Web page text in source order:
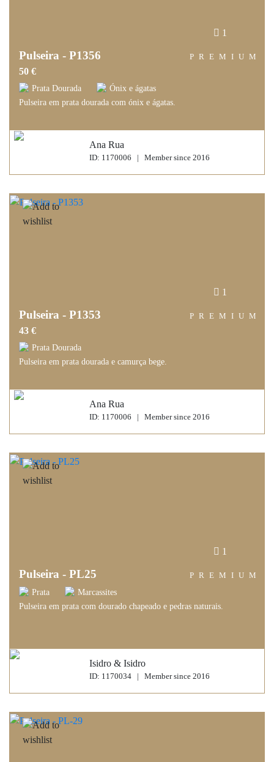
1
Pulseira - P1356
50 €
Prata Dourada Ónix e ágatas
Pulseira em prata dourada com ónix e ágatas.
PREMIUM
Ana Rua
ID: 1170006 | Member since 2016
1
Pulseira - P1353
43 €
Prata Dourada
Pulseira em prata dourada e camurça bege.
PREMIUM
Ana Rua
ID: 1170006 | Member since 2016
1
Pulseira - PL25
Prata Marcassites
Pulseira em prata com dourado chapeado e pedras naturais.
PREMIUM
Isidro & Isidro
ID: 1170034 | Member since 2016